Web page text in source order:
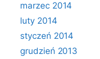
marzec 2014
luty 2014
styczeń 2014
grudzień 2013